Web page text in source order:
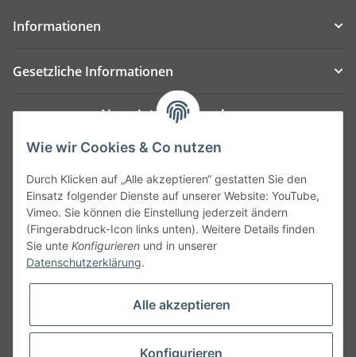
Informationen
Gesetzliche Informationen
Newsletter Abonnieren
Bitte senden Sie mir entsprechend Ihrer
widerruflich Informationen zu Ihrem Produktsortiment
per E-Mail zu.
Wie wir Cookies & Co nutzen
Durch Klicken auf „Alle akzeptieren“ gestatten Sie den
Einsatz folgender Dienste auf unserer Website: YouTube,
Vimeo. Sie können die Einstellung jederzeit ändern
(Fingerabdruck-Icon links unten). Weitere Details finden
Sie unte Konfigurieren und in unserer
Datenschutzerklärung.
Alle akzeptieren
Konfigurieren